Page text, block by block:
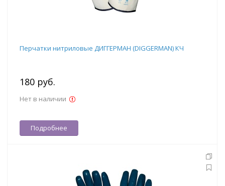
Перчатки нитриловые ДИГГЕРМАН (DIGGERMAN) КЧ
180 руб.
Нет в наличии
Подробнее